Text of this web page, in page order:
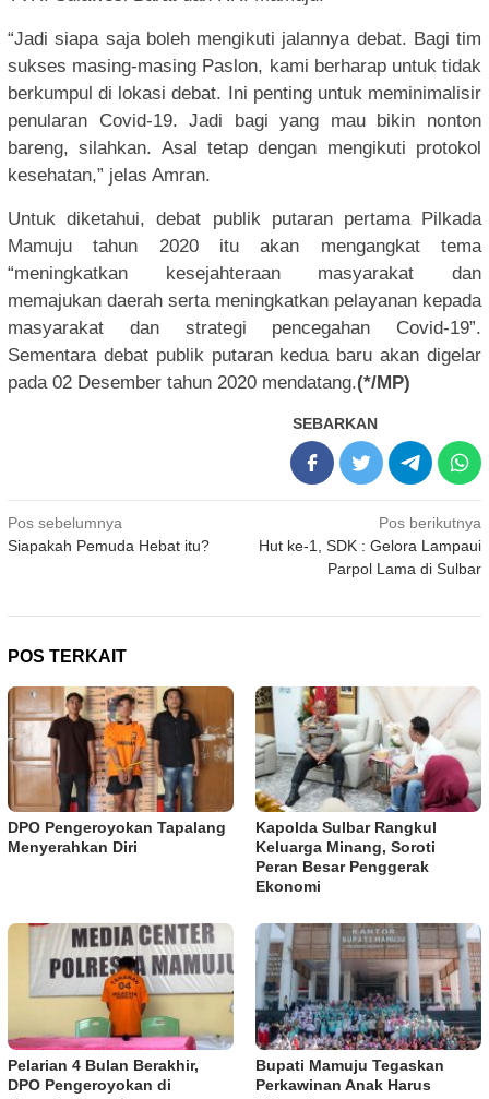
“Jadi siapa saja boleh mengikuti jalannya debat. Bagi tim
sukses masing-masing Paslon, kami berharap untuk tidak
berkumpul di lokasi debat. Ini penting untuk meminimalisir
penularan Covid-19. Jadi bagi yang mau bikin nonton
bareng, silahkan. Asal tetap dengan mengikuti protokol
kesehatan,” jelas Amran.
Untuk diketahui, debat publik putaran pertama Pilkada
Mamuju tahun 2020 itu akan mengangkat tema
“meningkatkan kesejahteraan masyarakat dan
memajukan daerah serta meningkatkan pelayanan kepada
masyarakat dan strategi pencegahan Covid-19”.
Sementara debat publik putaran kedua baru akan digelar
pada 02 Desember tahun 2020 mendatang.(*/MP)
SEBARKAN
Navigasi
pos
Pos sebelumnya
Siapakah Pemuda Hebat itu?
Pos berikutnya
Hut ke-1, SDK : Gelora Lampaui
Parpol Lama di Sulbar
POS TERKAIT
DPO Pengeroyokan Tapalang
Menyerahkan Diri
Kapolda Sulbar Rangkul
Keluarga Minang, Soroti
Peran Besar Penggerak
Ekonomi
Pelarian 4 Bulan Berakhir,
DPO Pengeroyokan di
Bupati Mamuju Tegaskan
Perkawinan Anak Harus